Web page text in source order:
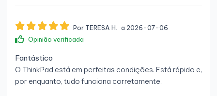
Por TERESA H.
a 2026-07-06
Opinião verificada
Fantástico
O ThinkPad está em perfeitas condições. Está rápido e,
por enquanto, tudo funciona corretamente.